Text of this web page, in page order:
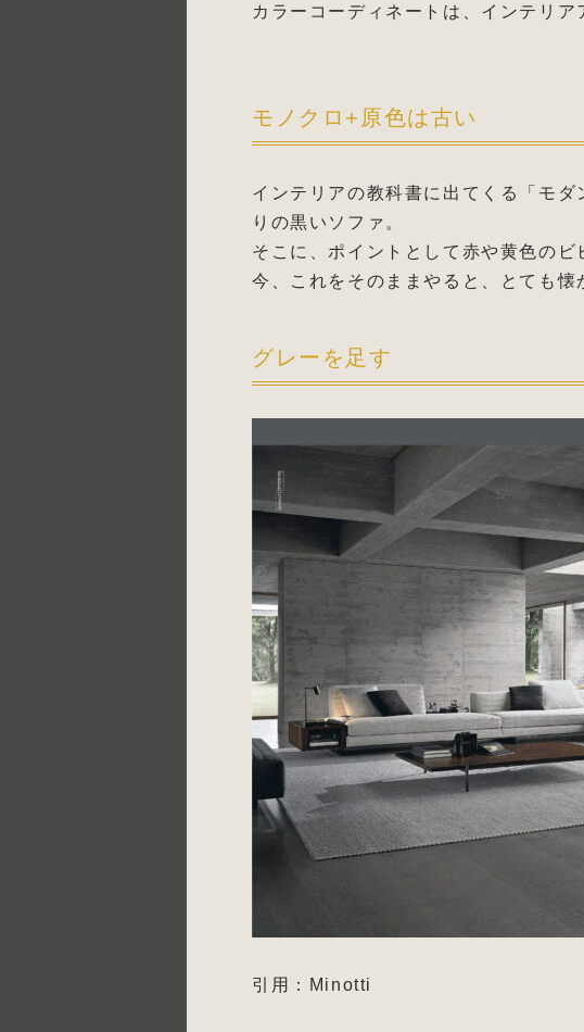
カラーコーディネートは、インテリ
モノクロ+原色は古い
インテリアの教科書に出てくる「モ
りの黒いソファ。
そこに、ポイントとして赤や黄色の
今、これをそのままやると、とても懐
グレーを足す
引用：Minotti